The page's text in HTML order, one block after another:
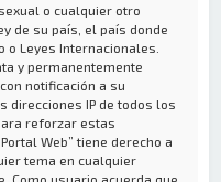
o cualquier otro
de su país, el país donde
o Leyes Internacionales.
y permanentemente
notificación a su
direcciones IP de todos los
reforzar estas
Web” tiene derecho a
tema en cualquier
Como usuario acuerda que